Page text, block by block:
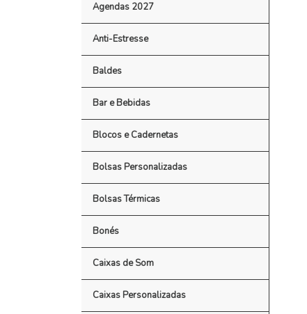
Agendas 2027
Anti-Estresse
Baldes
Bar e Bebidas
Blocos e Cadernetas
Bolsas Personalizadas
Bolsas Térmicas
Bonés
Caixas de Som
Caixas Personalizadas